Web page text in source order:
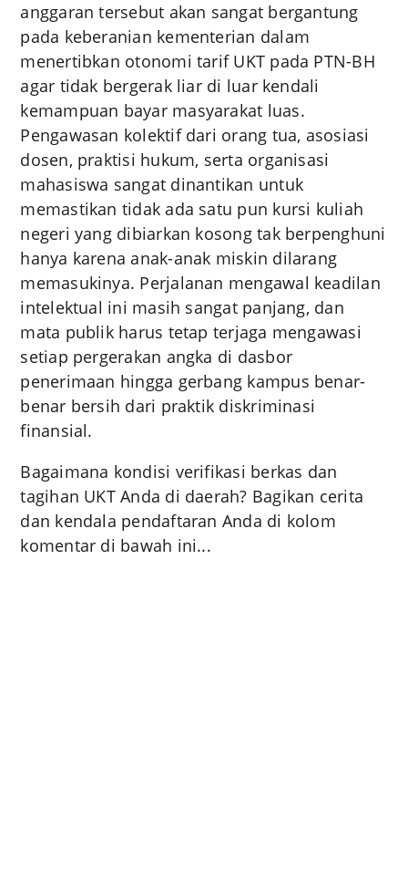
anggaran tersebut akan sangat bergantung
pada keberanian kementerian dalam
menertibkan otonomi tarif UKT pada PTN-BH
agar tidak bergerak liar di luar kendali
kemampuan bayar masyarakat luas.
Pengawasan kolektif dari orang tua, asosiasi
dosen, praktisi hukum, serta organisasi
mahasiswa sangat dinantikan untuk
memastikan tidak ada satu pun kursi kuliah
negeri yang dibiarkan kosong tak berpenghuni
hanya karena anak-anak miskin dilarang
memasukinya. Perjalanan mengawal keadilan
intelektual ini masih sangat panjang, dan
mata publik harus tetap terjaga mengawasi
setiap pergerakan angka di dasbor
penerimaan hingga gerbang kampus benar-
benar bersih dari praktik diskriminasi
finansial.
Bagaimana kondisi verifikasi berkas dan
tagihan UKT Anda di daerah? Bagikan cerita
dan kendala pendaftaran Anda di kolom
komentar di bawah ini...